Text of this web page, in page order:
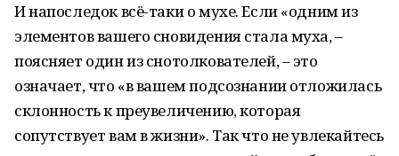
И напоследок всё-таки о мухе. Если «одним из
элементов вашего сновидения стала муха, –
поясняет один из снотолкователей, – это
означает, что «в вашем подсознании отложилась
склонность к преувеличению, которая
сопутствует вам в жизни». Так что не увлекайтесь